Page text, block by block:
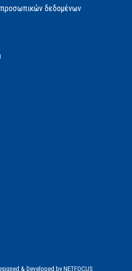
προσωπικών δεδομένων
& Developed by NETFOCUS